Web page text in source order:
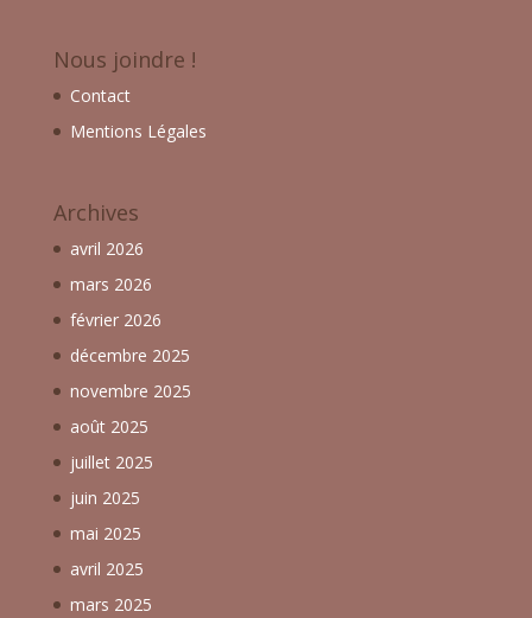
Nous joindre !
Contact
Mentions Légales
Archives
avril 2026
mars 2026
février 2026
décembre 2025
novembre 2025
août 2025
juillet 2025
juin 2025
mai 2025
avril 2025
mars 2025